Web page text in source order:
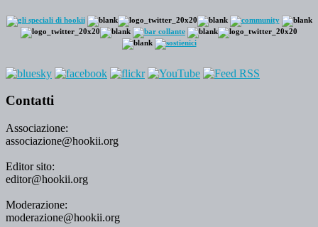
Contatti
Associazione:
associazione@hookii.org
Editor sito:
editor@hookii.org
Moderazione:
moderazione@hookii.org